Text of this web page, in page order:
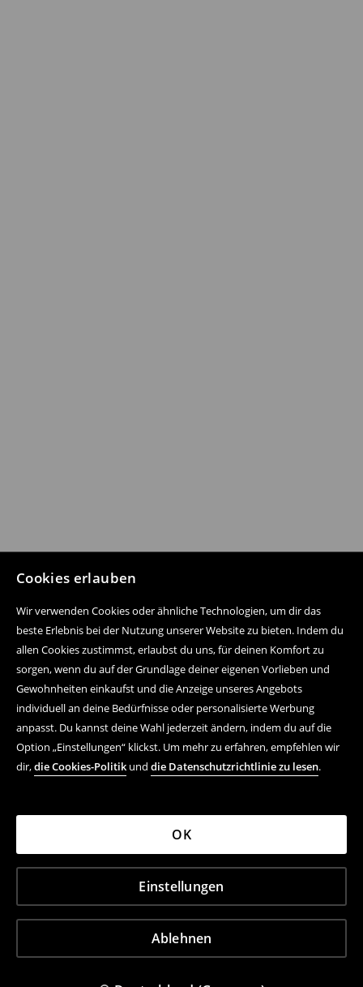
Cookies erlauben
Wir verwenden Cookies oder ähnliche Technologien, um dir das
beste Erlebnis bei der Nutzung unserer Website zu bieten. Indem du
allen Cookies zustimmst, erlaubst du uns, für deinen Komfort zu
sorgen, wenn du auf der Grundlage deiner eigenen Vorlieben und
Gewohnheiten einkaufst und die Anzeige unseres Angebots
individuell an deine Bedürfnisse oder personalisierte Werbung
anpasst. Du kannst deine Wahl jederzeit ändern, indem du auf die
Option „Einstellungen“ klickst. Um mehr zu erfahren, empfehlen wir
dir,die Cookies-Politik und die Datenschutzrichtlinie zu lesen.
Ablehnen
Einstellungen
OK